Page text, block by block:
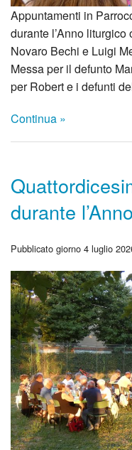
Appuntamenti in
durante l’Anno
Novaro Bechi e Luigi
Messa per il defunto
per Robert e i defunti
Continua »
durante
Pubblicato giorno 4 luglio